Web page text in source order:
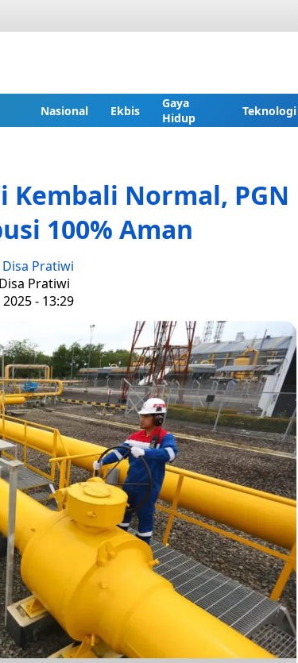
Nasional Ekbis
Gaya
Hidup
Teknologi
Kembali Normal, PGN
100% Aman
Pratiwi
Pratiwi
- 13:29